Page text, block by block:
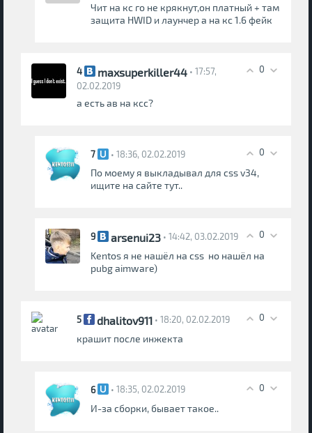
Чит на кс го не крякнут,он платный + там
защита HWID и лаунчер а на кс 1.6 фейк
0
4 maxsuperkiller44 • 17:57,
02.02.2019
а есть ав на ксс?
0
7 • 18:36, 02.02.2019
По моему я выкладывал для css v34,
ищите на сайте тут..
0
9 arsenui23 • 14:42, 03.02.2019
Kentos я не нашёл на css но нашёл на
pubg aimware)
0
5 dhalitov911 • 18:20, 02.02.2019
крашит после инжекта
0
6 • 18:35, 02.02.2019
И-за сборки, бывает такое..